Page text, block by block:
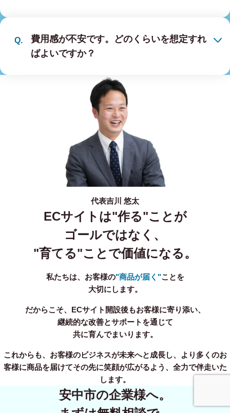
費用感が不安です。どのくらいを想定すれ
ばよいですか？
代表吉川 悠太
ECサイトは"作る"ことが
ゴールではなく、
"育てる"ことで価値になる。
私たちは、お客様の"商品が届く"ことを
大切にします。
だからこそ、ECサイト開設後もお客様に寄り添い、
継続的な改善とサポートを通じて
共に育んでまいります。
これからも、お客様のビジネスが未来へと成長し、より多くのお
客様に商品を届けてその先に笑顔が広がるよう、全力で伴走いた
します。
安中市の企業様へ。
事業内容 無料相談